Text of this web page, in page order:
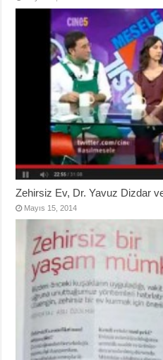
Zehirsiz Ev, Dr. Yavuz Dizdar
Mayıs 15, 2014